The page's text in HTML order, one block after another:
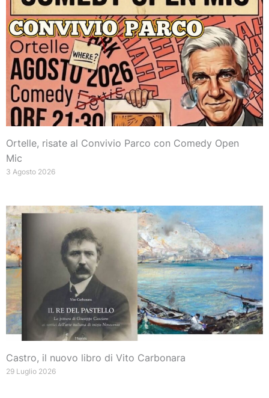
Ortelle, risate al Convivio Parco con Comedy Open
Mic
3 Agosto 2026
Castro, il nuovo libro di Vito Carbonara
29 Luglio 2026